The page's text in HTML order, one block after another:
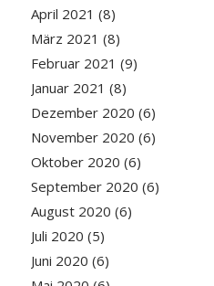
April 2021 (8)
März 2021 (8)
Februar 2021 (9)
Januar 2021 (8)
Dezember 2020 (6)
November 2020 (6)
Oktober 2020 (6)
September 2020 (6)
August 2020 (6)
Juli 2020 (5)
Juni 2020 (6)